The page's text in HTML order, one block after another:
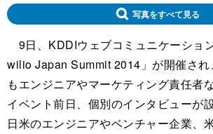
写真をすべて見る
9日、KDDIウェブコミュニケーショ
wilio Japan Summit 2014」が開催され
もエンジニアやマーケティング責任者
イベント前日、個別のインタビューが
日米のエンジニアやベンチャー企業、